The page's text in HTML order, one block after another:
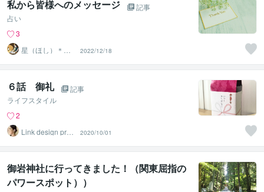
私から皆様へのメッセージ
記事
占い
3
星（ほし）＊易
占い師＊講師
2022/12/18
６話 御礼
記事
ライフスタイル
2
Link design proj
2020/10/01
御岩神社に行ってきました！（関東屈指の
パワースポット））